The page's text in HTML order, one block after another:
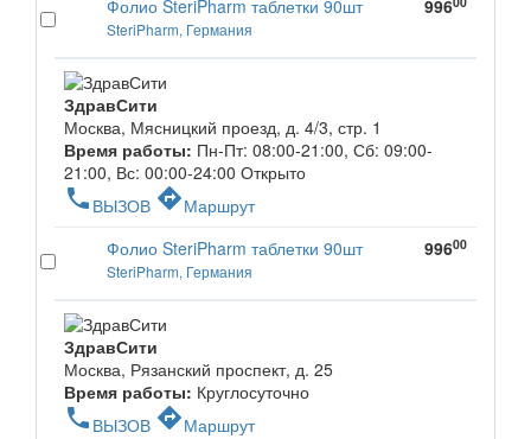
Фолио SteriPharm таблетки 90шт
SteriPharm, Германия
996
ЗдравСити
Москва, Мясницкий проезд, д. 4/3, стр. 1
Время работы: Пн-Пт: 08:00-21:00, Сб: 09:00-
21:00, Вс: 00:00-24:00 Открыто
phone ВЫЗОВ directionsМаршрут
Фолио SteriPharm таблетки 90шт
SteriPharm, Германия
99600
ЗдравСити
Москва, Рязанский проспект, д. 25
Время работы: Круглосуточно
phone ВЫЗОВ directionsМаршрут